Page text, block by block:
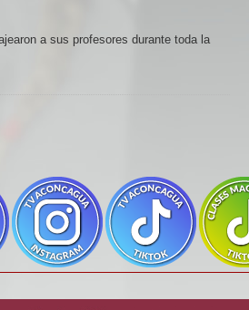
a sus profesores durante toda la